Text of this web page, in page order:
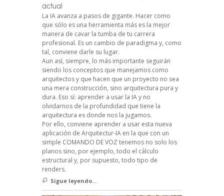
actual
La IA avanza a pasos de gigante. Hacer como
que sólo es una herramienta más es la mejor
manera de cavar la tumba de tu carrera
profesional. Es un cambio de paradigma y, como
tal, conviene darle su lugar.
Aun así, siempre, lo más importante seguirán
siendo los conceptos que manejamos como
arquitectos y que hacen que un proyecto no sea
una mera construcción, sino arquitectura pura y
dura. Eso sí: aprender a usar la IA y no
olvidarnos de la profundidad que tiene la
arquitectura es donde nos la jugamos.
Por ello, conviene aprender a usar esta nueva
aplicación de Arquitectur-IA en la que con un
simple COMANDO DE VOZ tenemos no solo los
planos sino, por ejemplo, todo el cálculo
estructural y, por supuesto, todo tipo de
renders.
Sigue leyendo...